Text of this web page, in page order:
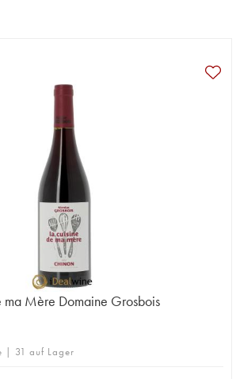
ma Mère Domaine Grosbois
| 31 auf Lager